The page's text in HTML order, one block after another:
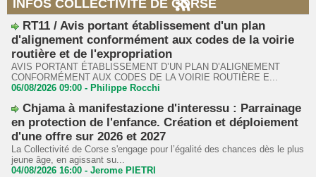
INFOS COLLECTIVITÉ DE CORSE
RT11 / Avis portant établissement d'un plan
d'alignement conformément aux codes de la voirie
routière et de l'expropriation
AVIS PORTANT ÉTABLISSEMENT D’UN PLAN D’ALIGNEMENT
CONFORMÉMENT AUX CODES DE LA VOIRIE ROUTIÈRE E...
06/08/2026 09:00 - Philippe Rocchi
Chjama à manifestazione d'interessu : Parrainage
en protection de l'enfance. Création et déploiement
d'une offre sur 2026 et 2027
La Collectivité de Corse s'engage pour l’égalité des chances dès le plus
jeune âge, en agissant su...
04/08/2026 16:00 - Jerome PIETRI